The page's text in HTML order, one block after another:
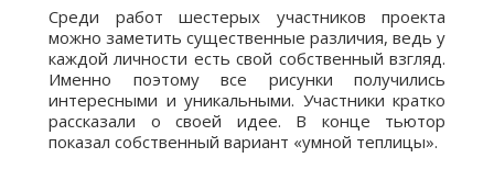
Среди работ шестерых участников проекта
можно заметить существенные различия, ведь у
каждой личности есть свой собственный взгляд.
Именно поэтому все рисунки получились
интересными и уникальными. Участники кратко
рассказали о своей идее. В конце тьютор
показал собственный вариант «умной теплицы».